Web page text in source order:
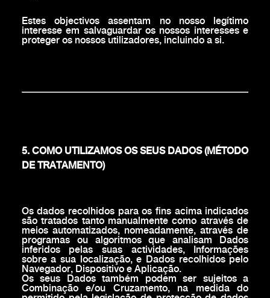
Estes objectivos assentam no nosso legítimo
interesse em salvaguardar os nossos interesses e
proteger os nossos utilizadores, incluindo a si.
5. COMO UTILIZAMOS OS SEUS DADOS (MÉTODO
DE TRATAMENTO)
Os dados recolhidos para os fins acima indicados
são tratados tanto manualmente como através de
meios automatizados, nomeadamente, através de
programas ou algoritmos que analisam Dados
inferidos pelas suas actividades, Informações
sobre a sua localização, e Dados recolhidos pelo
Navegador, Dispositivo e Aplicação.
Os seus Dados também podem ser sujeitos a
Combinação e/ou Cruzamento, na medida do